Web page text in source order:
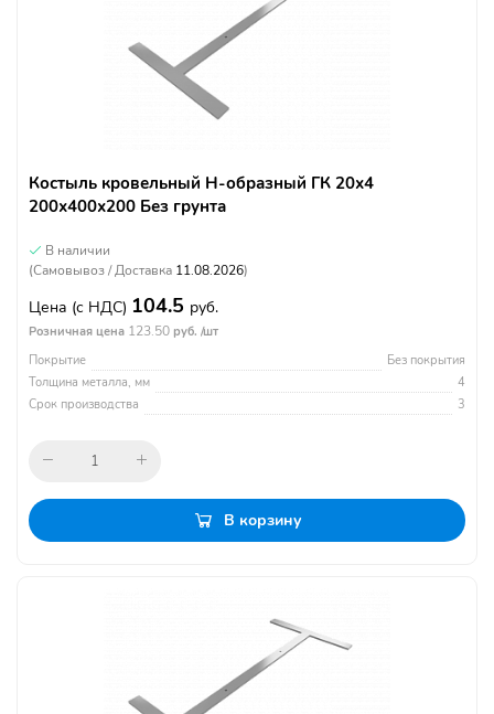
Костыль кровельный Н-образный ГК 20х4
200х400х200 Без грунта
В наличии
(Самовывоз / Доставка 11.08.2026)
Цена (с НДС) 104.5 руб.
Розничная цена 123.50 руб. /шт
Покрытие
Без покрытия
Толщина металла, мм
4
Срок производства
3
В корзину